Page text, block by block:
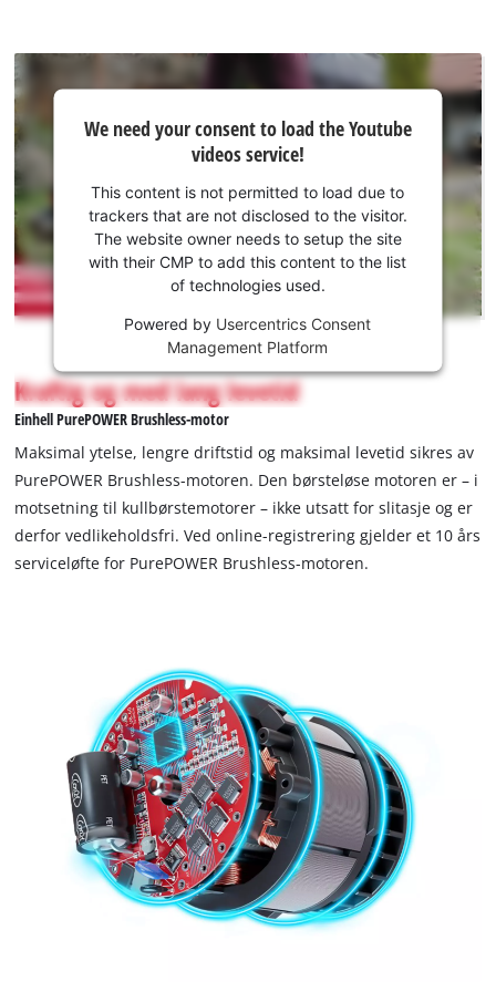
need
consent
to load
the
Youtube
service!
This
is
not
permitted
to
due
to
trackers
that
We need your consent to load the Youtube
videos service!
This content is not permitted to load due to
trackers that are not disclosed to the visitor.
The website owner needs to setup the site
with their CMP to add this content to the list
of technologies used.
Powered by Usercentrics Consent
Management Platform
Kraftig og med lang levetid
Einhell PurePOWER Brushless-motor
Maksimal ytelse, lengre driftstid og maksimal levetid sikres av
PurePOWER Brushless-motoren. Den børsteløse motoren er – i
motsetning til kullbørstemotorer – ikke utsatt for slitasje og er
derfor vedlikeholdsfri. Ved online-registrering gjelder et 10 års
serviceløfte for PurePOWER Brushless-motoren.